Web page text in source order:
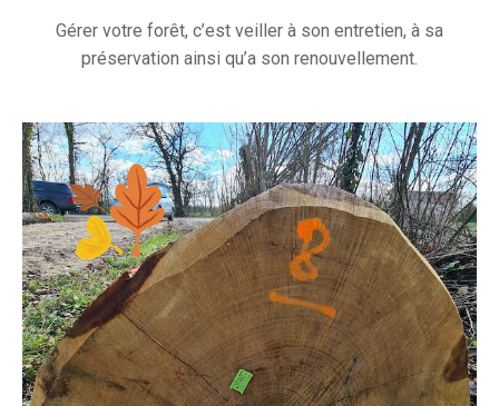
Gérer votre forêt, c’est veiller à son entretien, à sa
préservation ainsi qu’a son renouvellement.